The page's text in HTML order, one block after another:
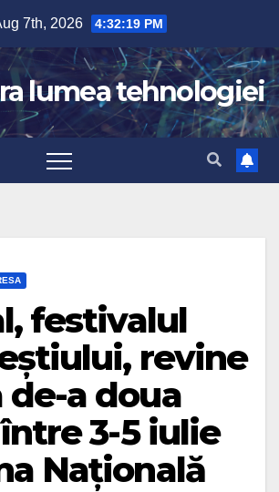
7th, 2026 4:32:20 PM
lumea tehnologiei
festivalul
revine
de-a doua
3-5 iulie
Națională